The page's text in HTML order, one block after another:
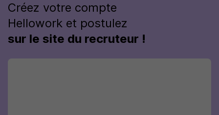
Créez votre compte
Hellowork et postulez
sur le site du recruteur !